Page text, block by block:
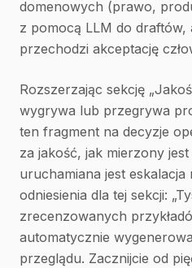
domenowych (prawo,
z pomocą LLM do draftów,
przechodzi akceptację
Rozszerzając sekcję
wygrywa lub przegrywa
ten fragment na decyzje
za jakość, jak mierzony
uruchamiana jest
odniesienia dla tej sekcji:
zrecenzowanych
automatycznie
przeglądu. Zacznijcie od